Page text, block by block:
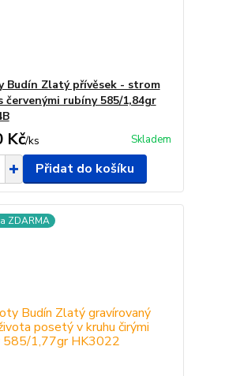
Budín Zlatý přívěsek - strom
červenými rubíny 585/1,84gr
Kč/ks Skladem
Přidat do košíku
ZDARMA